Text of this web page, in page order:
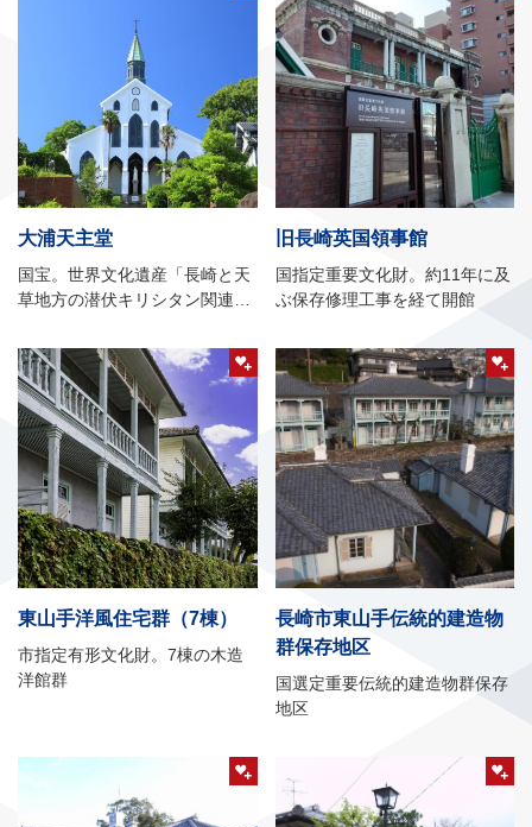
大浦天主堂
国宝。世界文化遺産「長崎と天
草地方の潜伏キリシタン関連遺
旧長崎英国領事館
国指定重要文化財。約11年に及
ぶ保存修理工事を経て開館
東山手洋風住宅群（7棟）
市指定有形文化財。7棟の木造
洋館群
長崎市東山手伝統的建造物
群保存地区
国選定重要伝統的建造物群保存
地区